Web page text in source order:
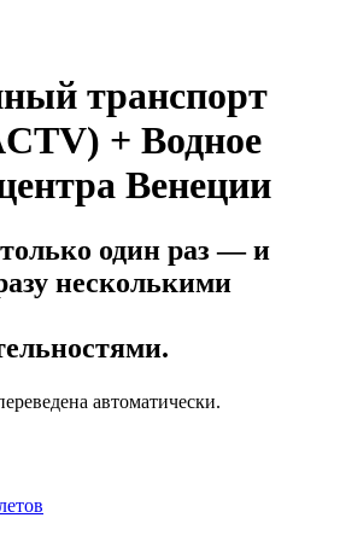
транспорт
+ Водное
Венеции
один раз — и
несколькими
автоматически.